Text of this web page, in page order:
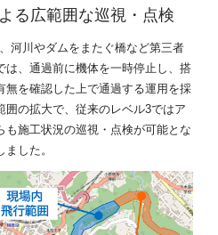
る広範囲な巡視・点検
河川やダムをまたぐ橋など第三者
、通過前に機体を一時停止し、搭
を確認した上で通過する運用を採
の拡大で、従来のレベル3ではア
施工状況の巡視・点検が可能とな
した。